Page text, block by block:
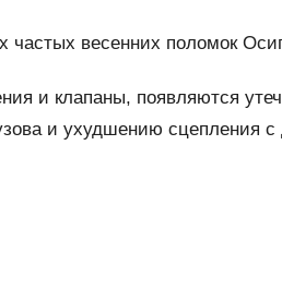
частых весенних поломок
и клапаны, появляются
и ухудшению сцепления